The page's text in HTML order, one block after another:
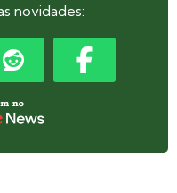
novidades: